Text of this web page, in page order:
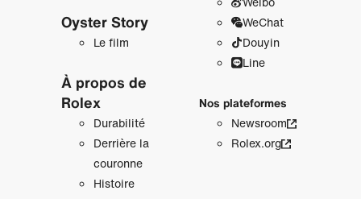
Oyster Story
Le film
À propos de
Rolex
Durabilité
Derrière la
couronne
Histoire
WeChat
Douyin
Line
Nos plateformes
Newsroom
Rolex.org